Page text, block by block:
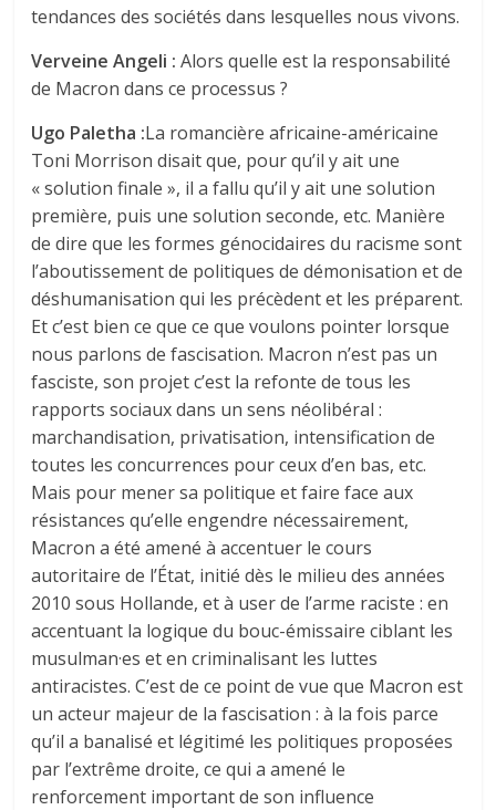
tendances des sociétés dans lesquelles nous vivons.
Verveine Angeli :Alors quelle est la responsabilité
de Macron dans ce processus ?
Ugo Paletha :La romancière africaine-américaine
Toni Morrison disait que, pour qu’il y ait une
« solution finale », il a fallu qu’il y ait une solution
première, puis une solution seconde, etc. Manière
de dire que les formes génocidaires du racisme sont
l’aboutissement de politiques de démonisation et de
déshumanisation qui les précèdent et les préparent.
Et c’est bien ce que ce que voulons pointer lorsque
nous parlons de fascisation. Macron n’est pas un
fasciste, son projet c’est la refonte de tous les
rapports sociaux dans un sens néolibéral :
marchandisation, privatisation, intensification de
toutes les concurrences pour ceux d’en bas, etc.
Mais pour mener sa politique et faire face aux
résistances qu’elle engendre nécessairement,
Macron a été amené à accentuer le cours
autoritaire de l’État, initié dès le milieu des années
2010 sous Hollande, et à user de l’arme raciste : en
accentuant la logique du bouc-émissaire ciblant les
musulman·es et en criminalisant les luttes
antiracistes. C’est de ce point de vue que Macron est
un acteur majeur de la fascisation : à la fois parce
qu’il a banalisé et légitimé les politiques proposées
par l’extrême droite, ce qui a amené le
renforcement important de son influence